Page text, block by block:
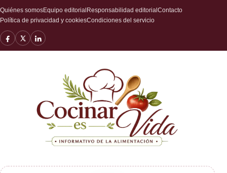
Quiénes somosEquipo editorial Responsabilidad editorial Contacto
Política de privacidad y cookiesCondiciones del servicio